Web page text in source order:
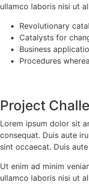
ullamco laboris nisi ut
Revolutionary
Catalysts for
Business
Procedures
Project
Lorem ipsum dolor sit
consequat. Duis aute
sint occaecat. Duis
Ut enim ad minim
ullamco laboris nisi ut